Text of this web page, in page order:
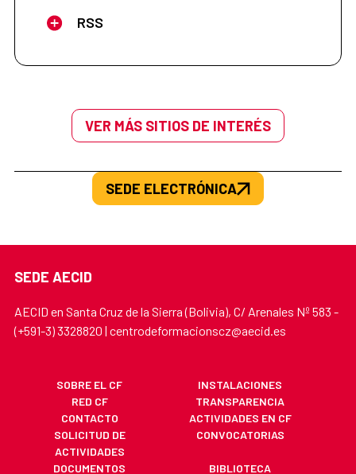
RSS
VER MÁS SITIOS DE INTERÉS
SEDE ELECTRÓNICA
SEDE AECID
AECID en Santa Cruz de la Sierra (Bolivia), C/ Arenales Nº 583 -
(+591-3) 3328820 | centrodeformacionscz@aecid.es
SOBRE EL CF
INSTALACIONES
RED CF
TRANSPARENCIA
CONTACTO
ACTIVIDADES EN CF
SOLICITUD DE
ACTIVIDADES
CONVOCATORIAS
DOCUMENTOS BIBLIOTECA